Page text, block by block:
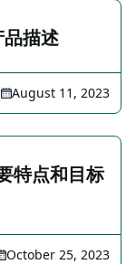
描述
August 11, 2023
特点和目标
October 25, 2023